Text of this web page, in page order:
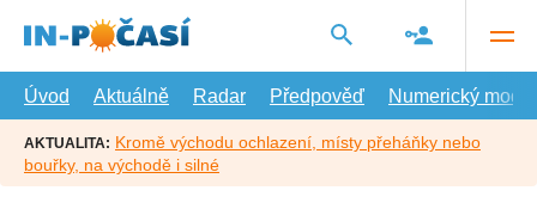
hlavní
Úvod
Aktuálně Radar Předpověď Numerický model
AKTUALITA: Kromě východu ochlazení, místy přeháňky nebo
bouřky, na východě i silné